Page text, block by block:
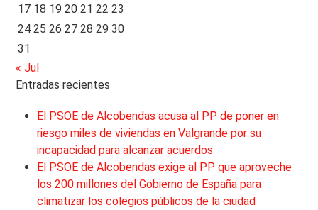
17 18 19 20 21 22 23
24 25 26 27 28 29 30
31
« Jul
Entradas recientes
El PSOE de Alcobendas acusa al PP de poner en
riesgo miles de viviendas en Valgrande por su
incapacidad para alcanzar acuerdos
El PSOE de Alcobendas exige al PP que aproveche
los 200 millones del Gobierno de España para
climatizar los colegios públicos de la ciudad